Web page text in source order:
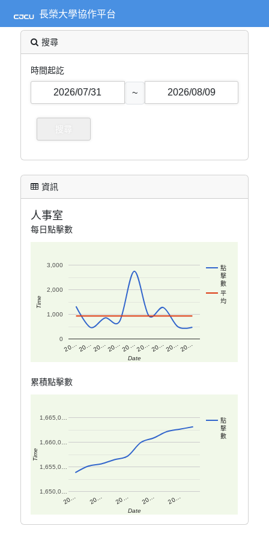
長榮大學協作平台
搜尋
時間起訖
~
資訊
人事室
每日點擊數
點
擊
數
平
均
20…20…20…20…20…20…20…20…20…
0
1,000
2,000
3,000
Date
Time
累積點擊數
點
擊
數
20… 20… 20… 20… 20…
1,650,0…
1,655,0…
1,660,0…
1,665,0…
Date
Time